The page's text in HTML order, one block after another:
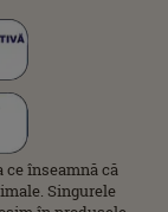
ce înseamnă că
Singurele